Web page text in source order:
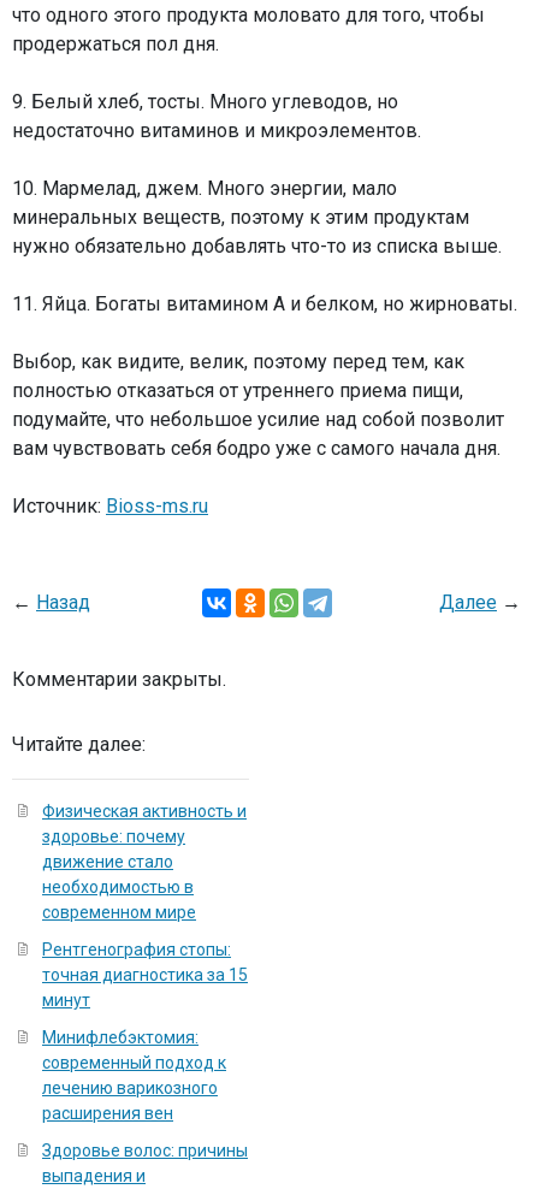
что одного этого продукта моловато для того, чтобы
продержаться пол дня.
9. Белый хлеб, тосты. Много углеводов, но
недостаточно витаминов и микроэлементов.
10. Мармелад, джем. Много энергии, мало
минеральных веществ, поэтому к этим продуктам
нужно обязательно добавлять что-то из списка выше.
11. Яйца. Богаты витамином А и белком, но жирноваты.
Выбор, как видите, велик, поэтому перед тем, как
полностью отказаться от утреннего приема пищи,
подумайте, что небольшое усилие над собой позволит
вам чувствовать себя бодро уже с самого начала дня.
Источник: Bioss-ms.ru
← Назад Далее →
Комментарии закрыты.
Читайте далее:
Физическая активность и
здоровье: почему
движение стало
необходимостью в
современном мире
Рентгенография стопы:
точная диагностика за 15
минут
Минифлебэктомия:
современный подход к
лечению варикозного
расширения вен
Здоровье волос: причины
выпадения и